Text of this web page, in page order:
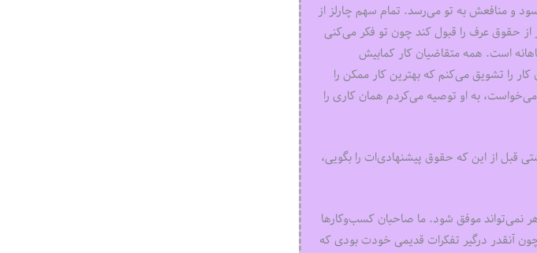
و منافعش به تو می‌رسد. تمام سهم چارلز از
حقوق عرف را قبول کند چون تو فکر می‌کنی
است. همه متقاضیان کار کمابیش
را تشویق می‌کنم که بهترین کار ممکن را
می‌خواست، به او توصیه می‌کردم همان کاری را
قبل از این که حقوق پیشنهادی‌ات را بگویی،
نمی‌تواند موفق شود. ما صاحبان کسب‌وکارها
چون آنقدر درگیر تفکرات قدیمی خودت بودی که